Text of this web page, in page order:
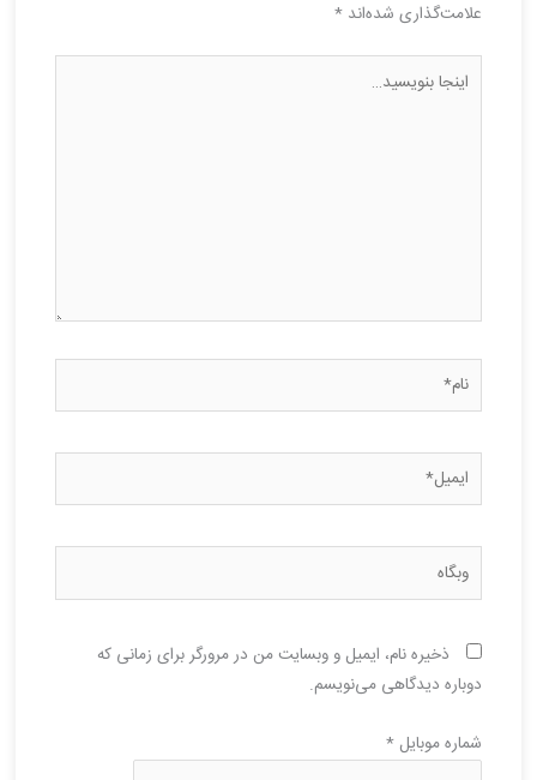
علامت‌گذاری شده‌اند*
اینجا
بنویسید…
نام*
ایمیل*
وبگاه
ذخیره نام، ایمیل و وبسایت من در مرورگر برای زمانی که
دوباره دیدگاهی می‌نویسم.
شماره موبایل*